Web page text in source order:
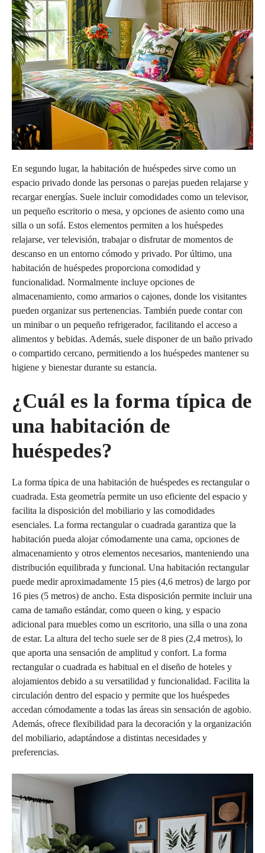
En segundo lugar, la habitación de huéspedes sirve como un
espacio privado donde las personas o parejas pueden relajarse y
recargar energías. Suele incluir comodidades como un televisor,
un pequeño escritorio o mesa, y opciones de asiento como una
silla o un sofá. Estos elementos permiten a los huéspedes
relajarse, ver televisión, trabajar o disfrutar de momentos de
descanso en un entorno cómodo y privado. Por último, una
habitación de huéspedes proporciona comodidad y
funcionalidad. Normalmente incluye opciones de
almacenamiento, como armarios o cajones, donde los visitantes
pueden organizar sus pertenencias. También puede contar con
un minibar o un pequeño refrigerador, facilitando el acceso a
alimentos y bebidas. Además, suele disponer de un baño privado
o compartido cercano, permitiendo a los huéspedes mantener su
higiene y bienestar durante su estancia.
¿Cuál es la forma típica de
una habitación de
huéspedes?
La forma típica de una habitación de huéspedes es rectangular o
cuadrada. Esta geometría permite un uso eficiente del espacio y
facilita la disposición del mobiliario y las comodidades
esenciales. La forma rectangular o cuadrada garantiza que la
habitación pueda alojar cómodamente una cama, opciones de
almacenamiento y otros elementos necesarios, manteniendo una
distribución equilibrada y funcional. Una habitación rectangular
puede medir aproximadamente 15 pies (4,6 metros) de largo por
16 pies (5 metros) de ancho. Esta disposición permite incluir una
cama de tamaño estándar, como queen o king, y espacio
adicional para muebles como un escritorio, una silla o una zona
de estar. La altura del techo suele ser de 8 pies (2,4 metros), lo
que aporta una sensación de amplitud y confort. La forma
rectangular o cuadrada es habitual en el diseño de hoteles y
alojamientos debido a su versatilidad y funcionalidad. Facilita la
circulación dentro del espacio y permite que los huéspedes
accedan cómodamente a todas las áreas sin sensación de agobio.
Además, ofrece flexibilidad para la decoración y la organización
del mobiliario, adaptándose a distintas necesidades y
preferencias.